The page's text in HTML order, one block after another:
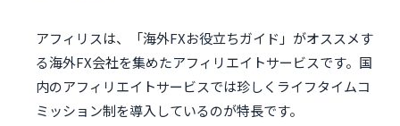
アフィリスは、「海外FXお役立ちガイド」がオススメす
る海外FX会社を集めたアフィリエイトサービスです。国
内のアフィリエイトサービスでは珍しくライフタイムコ
ミッション制を導入しているのが特長です。